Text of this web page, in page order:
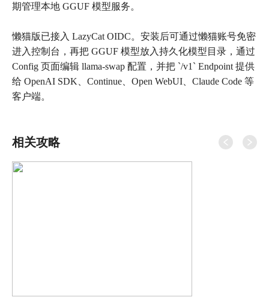
期管理本地 GGUF 模型服务。
懒猫版已接入 LazyCat OIDC。安装后可通过懒猫账号免密
进入控制台，再把 GGUF 模型放入持久化模型目录，通过
Config 页面编辑 llama-swap 配置，并把 `/v1` Endpoint 提供
给 OpenAI SDK、Continue、Open WebUI、Claude Code 等
客户端。
相关攻略